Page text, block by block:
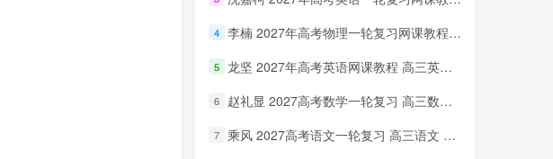
4 李楠 2027年高考物理一轮复习网课教程 高三物理 上学期暑假班视频教程 百度网盘下载
5 龙坚 2027年高考英语网课教程 高三英语 一轮复习视频教程 百度网盘下载
6 赵礼显 2027高考数学一轮复习 高三数学 网课视频教程暑假班 百度网盘下载
7 乘风 2027高考语文一轮复习 高三语文 网课视频教程暑秋班 百度网盘下载